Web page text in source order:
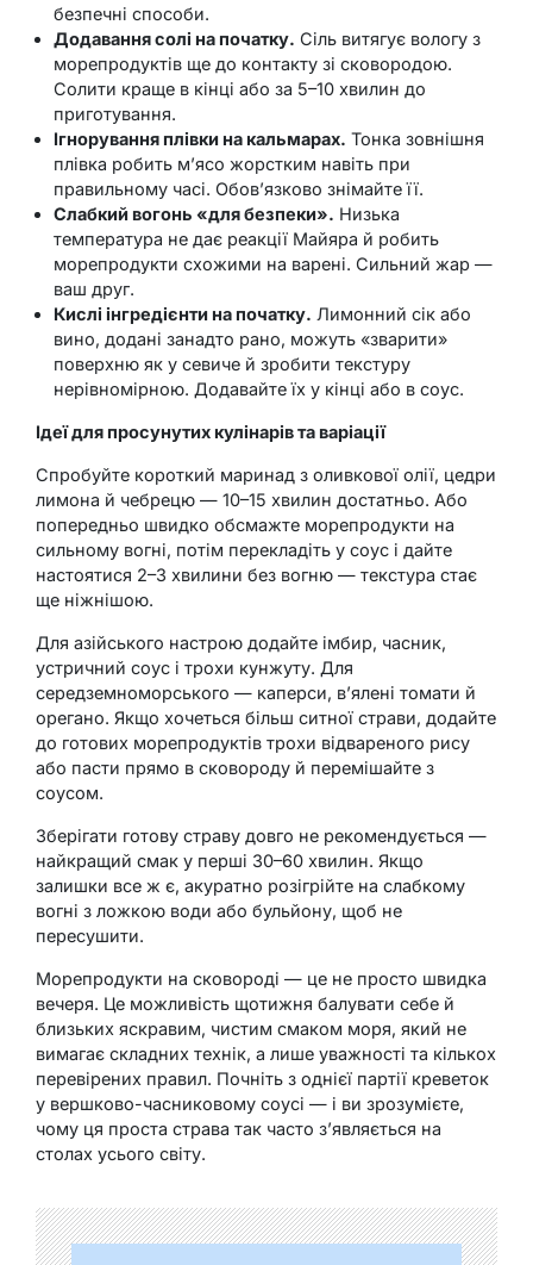
безпечні способи.
Додавання солі на початку. Сіль витягує вологу з
морепродуктів ще до контакту зі сковородою.
Солити краще в кінці або за 5–10 хвилин до
приготування.
Ігнорування плівки на кальмарах. Тонка зовнішня
плівка робить м’ясо жорстким навіть при
правильному часі. Обов’язково знімайте її.
Слабкий вогонь «для безпеки». Низька
температура не дає реакції Майяра й робить
морепродукти схожими на варені. Сильний жар —
ваш друг.
Кислі інгредієнти на початку. Лимонний сік або
вино, додані занадто рано, можуть «зварити»
поверхню як у севиче й зробити текстуру
нерівномірною. Додавайте їх у кінці або в соус.
Ідеї для просунутих кулінарів та варіації
Спробуйте короткий маринад з оливкової олії, цедри
лимона й чебрецю — 10–15 хвилин достатньо. Або
попередньо швидко обсмажте морепродукти на
сильному вогні, потім перекладіть у соус і дайте
настоятися 2–3 хвилини без вогню — текстура стає
ще ніжнішою.
Для азійського настрою додайте імбир, часник,
устричний соус і трохи кунжуту. Для
середземноморського — каперси, в’ялені томати й
орегано. Якщо хочеться більш ситної страви, додайте
до готових морепродуктів трохи відвареного рису
або пасти прямо в сковороду й перемішайте з
соусом.
Зберігати готову страву довго не рекомендується —
найкращий смак у перші 30–60 хвилин. Якщо
залишки все ж є, акуратно розігрійте на слабкому
вогні з ложкою води або бульйону, щоб не
пересушити.
Морепродукти на сковороді — це не просто швидка
вечеря. Це можливість щотижня балувати себе й
близьких яскравим, чистим смаком моря, який не
вимагає складних технік, а лише уважності та кількох
перевірених правил. Почніть з однієї партії креветок
у вершково-часниковому соусі — і ви зрозумієте,
чому ця проста страва так часто з’являється на
столах усього світу.